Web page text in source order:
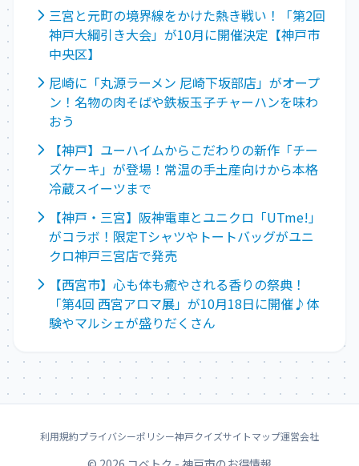
三宮と元町の境界線をかけた熱き戦い！「第2回
神戸大綱引き大会」が10月に開催決定【神戸市
中央区】
尼崎に「丸源ラーメン 尼崎下坂部店」がオープ
ン！名物の肉そばや鉄板玉子チャーハンを味わ
おう
【神戸】ユーハイムからこだわりの新作「チー
ズケーキ」が登場！常温の手土産向けから本格
冷蔵スイーツまで
【神戸・三宮】阪神電車とユニクロ「UTme!」
がコラボ！限定Tシャツやトートバッグがユニ
クロ神戸三宮店で発売
【西宮市】心も体も癒やされる香りの祭典！
「第4回 西宮アロマ展」が10月18日に開催♪体
験やマルシェが盛りだくさん
利用規約プライバシーポリシー神戸クイズサイトマップ運営会社